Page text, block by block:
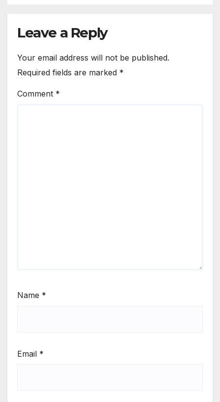
Leave a Reply
Your email address will not be published.
Required fields are marked *
Comment *
Name *
Email *